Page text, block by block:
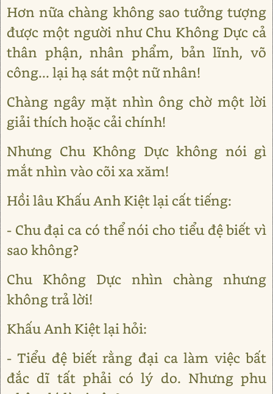
Hơn nữa chàng không sao tưởng tượng
được một người như Chu Không Dực cả
thân phận, nhân phẩm, bản lĩnh, võ
công... lại hạ sát một nữ nhân!
Chàng ngây mặt nhìn ông chờ một lời
giải thích hoặc cải chính!
Nhưng Chu Không Dực không nói gì
mắt nhìn vào cõi xa xăm!
Hồi lâu Khấu Anh Kiệt lại cất tiếng:
- Chu đại ca có thể nói cho tiểu đệ biết vì
sao không?
Chu Không Dực nhìn chàng nhưng
không trả lời!
Khấu Anh Kiệt lại hỏi:
- Tiểu đệ biết rằng đại ca làm việc bất
đắc dĩ tất phải có lý do. Nhưng phu